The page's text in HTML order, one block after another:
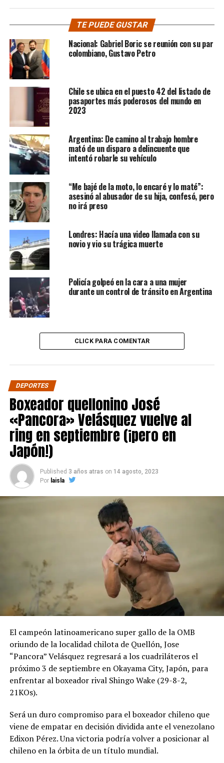
TE PUEDE GUSTAR
Nacional: Gabriel Boric se reunión con su par
colombiano, Gustavo Petro
Chile se ubica en el puesto 42 del listado de
pasaportes más poderosos del mundo en
2023
Argentina: De camino al trabajo hombre
mató de un disparo a delincuente que
intentó robarle su vehículo
“Me bajé de la moto, lo encaré y lo maté”:
asesinó al abusador de su hija, confesó, pero
no irá preso
Londres: Hacía una video llamada con su
novio y vio su trágica muerte
Policía golpeó en la cara a una mujer
durante un control de tránsito en Argentina
CLICK PARA COMENTAR
DEPORTES
Boxeador quellonino José
«Pancora» Velásquez vuelve al
ring en septiembre (¡pero en
Japón!)
Published 3 años atras on 14 agosto, 2023
Por laisla
El campeón latinoamericano super gallo de la OMB
oriundo de la localidad chilota de Quellón, Jose
“Pancora” Velásquez regresará a los cuadriláteros el
próximo 3 de septiembre en Okayama City, Japón, para
enfrentar al boxeador rival Shingo Wake (29-8-2,
21KOs).
Será un duro compromiso para el boxeador chileno que
viene de empatar en decisión dividida ante el venezolano
Edixon Pérez. Una victoria podría volver a posicionar al
chileno en la órbita de un título mundial.